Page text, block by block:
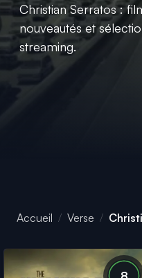
Christian Serratos :
nouveautés et
streaming.
Accueil Verse